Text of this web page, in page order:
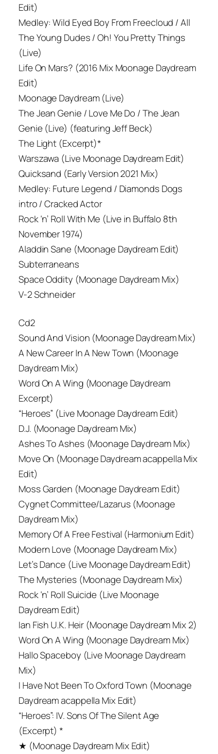
Edit)
Medley: Wild Eyed Boy From Freecloud / All
The Young Dudes / Oh! You Pretty Things
(Live)
Life On Mars? (2016 Mix Moonage Daydream
Edit)
Moonage Daydream (Live)
The Jean Genie / Love Me Do / The Jean
Genie (Live) (featuring Jeff Beck)
The Light (Excerpt)*
Warszawa (Live Moonage Daydream Edit)
Quicksand (Early Version 2021 Mix)
Medley: Future Legend / Diamonds Dogs
intro / Cracked Actor
Rock ‘n’ Roll With Me (Live in Buffalo 8th
November 1974)
Aladdin Sane (Moonage Daydream Edit)
Subterraneans
Space Oddity (Moonage Daydream Mix)
V-2 Schneider
Cd2
Sound And Vision (Moonage Daydream Mix)
A New Career In A New Town (Moonage
Daydream Mix)
Word On A Wing (Moonage Daydream
Excerpt)
“Heroes” (Live Moonage Daydream Edit)
D.J. (Moonage Daydream Mix)
Ashes To Ashes (Moonage Daydream Mix)
Move On (Moonage Daydream acappella Mix
Edit)
Moss Garden (Moonage Daydream Edit)
Cygnet Committee/Lazarus (Moonage
Daydream Mix)
Memory Of A Free Festival (Harmonium Edit)
Modern Love (Moonage Daydream Mix)
Let’s Dance (Live Moonage Daydream Edit)
The Mysteries (Moonage Daydream Mix)
Rock ‘n’ Roll Suicide (Live Moonage
Daydream Edit)
Ian Fish U.K. Heir (Moonage Daydream Mix 2)
Word On A Wing (Moonage Daydream Mix)
Hallo Spaceboy (Live Moonage Daydream
Mix)
I Have Not Been To Oxford Town (Moonage
Daydream acappella Mix Edit)
“Heroes”: IV. Sons Of The Silent Age
(Excerpt) *
★ (Moonage Daydream Mix Edit)